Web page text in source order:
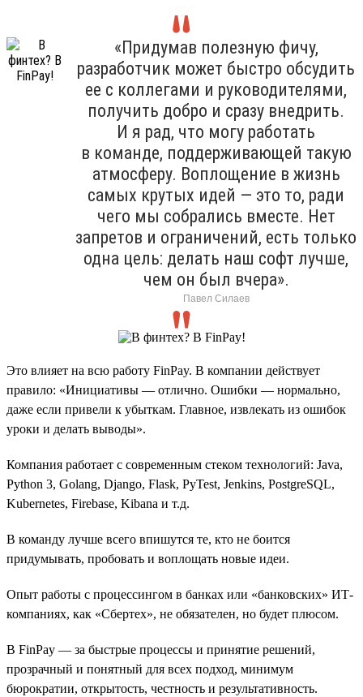
«Придумав полезную фичу,
разработчик может быстро обсудить
ее с коллегами и руководителями,
получить добро и сразу внедрить.
И я рад, что могу работать
в команде, поддерживающей такую
атмосферу. Воплощение в жизнь
самых крутых идей — это то, ради
чего мы собрались вместе. Нет
запретов и ограничений, есть только
одна цель: делать наш софт лучше,
чем он был вчера».
Павел Силаев
Это влияет на всю работу FinPay. В компании действует
правило: «Инициативы — отлично. Ошибки — нормально,
даже если привели к убыткам. Главное, извлекать из ошибок
уроки и делать выводы».
Компания работает с современным стеком технологий: Java,
Python 3, Golang, Django, Flask, PyTest, Jenkins, PostgreSQL,
Kubernetes, Firebase, Kibana и т.д.
В команду лучше всего впишутся те, кто не боится
придумывать, пробовать и воплощать новые идеи.
Опыт работы с процессингом в банках или «банковских» ИТ-
компаниях, как «Сбертех», не обязателен, но будет плюсом.
В FinPay — за быстрые процессы и принятие решений,
прозрачный и понятный для всех подход, минимум
бюрократии, открытость, честность и результативность.